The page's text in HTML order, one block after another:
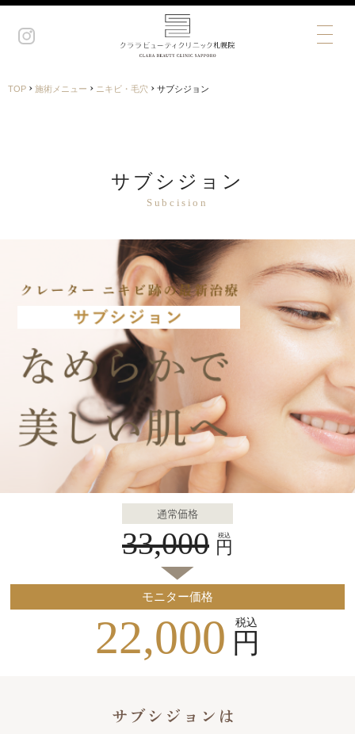
TOP › 施術メニュー › ニキビ・毛穴 › サブシジョン
サブシジョン
Subcision
通常価格
33,000 税込
円
モニター価格
22,000 税込
円